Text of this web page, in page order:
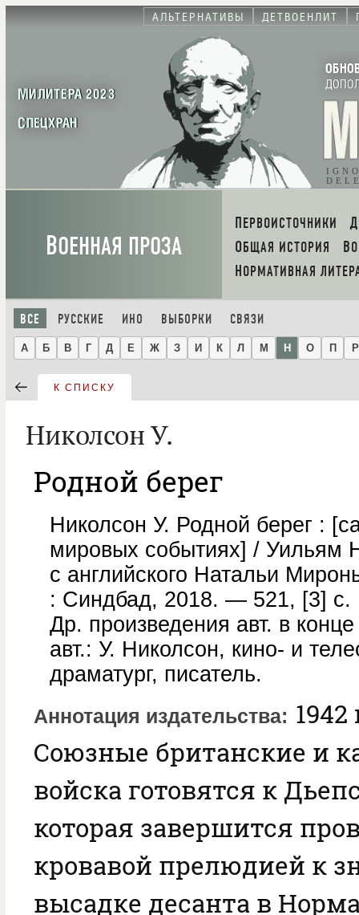
АЛЬТЕРНАТИВЫ ДЕТВОЕНЛИТ
МИЛИТЕРА 2023
СПЕЦХРАН
ВОЕННАЯ ПРОЗА
ПЕРВОИСТОЧНИКИ
ОБЩАЯ ИСТОРИЯ
НОРМАТИВНАЯ
ВСЕ РУССКИЕ ИНО ВЫБОРКИ СВЯЗИ
А Б В Г Д Е Ж З И К Л М Н О П Р
К СПИСКУ
Николсон У.
Родной берег
Николсон У. Родной берег :
мировых событиях] / Уильям
с английского Натальи
: Синдбад, 2018. — 521, [3]
Др. произведения авт. в
авт.: У. Николсон, кино- и
драматург, писатель.
Аннотация издательства
Союзные британские и
войска готовятся к
которая завершится
кровавой прелюдией к
высадке десанта в